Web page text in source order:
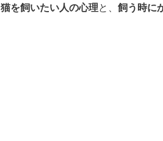
猫を飼いたい人の心理と、 飼う時に